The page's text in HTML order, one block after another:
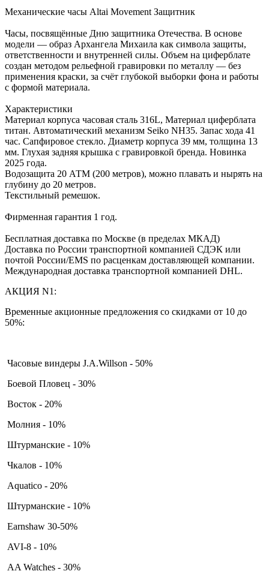
Механические часы Altai Movement Защитник
Часы, посвящённые Дню защитника Отечества. В основе
модели — образ Архангела Михаила как символа защиты,
ответственности и внутренней силы. Объем на циферблате
создан методом рельефной гравировки по металлу — без
применения краски, за счёт глубокой выборки фона и работы
с формой материала.
Характеристики
Материал корпуса часовая сталь 316L, Материал циферблата
титан. Автоматический механизм Seiko NH35. Запас хода 41
час. Сапфировое стекло. Диаметр корпуса 39 мм, толщина 13
мм. Глухая задняя крышка с гравировкой бренда. Новинка
2025 года.
Водозащита 20 АТМ (200 метров), можно плавать и нырять на
глубину до 20 метров.
Текстильный ремешок.
Фирменная гарантия 1 год.
Бесплатная доставка по Москве (в пределах МКАД)
Доставка по России транспортной компанией СДЭК или
почтой России/EMS по расценкам доставляющей компании.
Международная доставка транспортной компанией DHL.
АКЦИЯ N1:
Временные акционные предложения со скидками от 10 до
50%:
Часовые виндеры J.A.Willson - 50%
Боевой Пловец - 30%
Восток - 20%
Молния - 10%
Штурманские - 10%
Чкалов - 10%
Aquatico - 20%
Штурманские - 10%
Earnshaw 30-50%
AVI-8 - 10%
AA Watches - 30%